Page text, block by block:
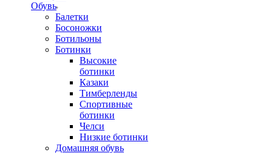
Обувь
Балетки
Босоножки
Ботильоны
Ботинки
Высокие
ботинки
Казаки
Тимберленды
Спортивные
ботинки
Челси
Низкие ботинки
Домашняя обувь